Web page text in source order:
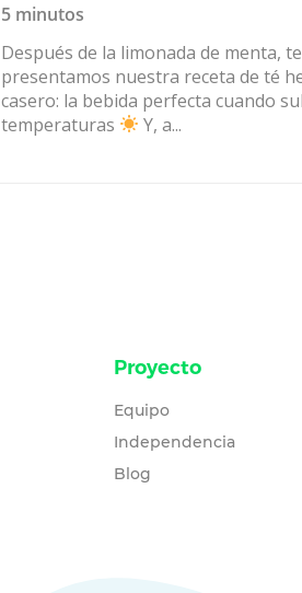
5 minutos
Después de la limonada de menta, te
presentamos nuestra receta de té
casero: la bebida perfecta cuando
temperaturas
Y, a...
Proyecto
Equipo
Independencia
Blog